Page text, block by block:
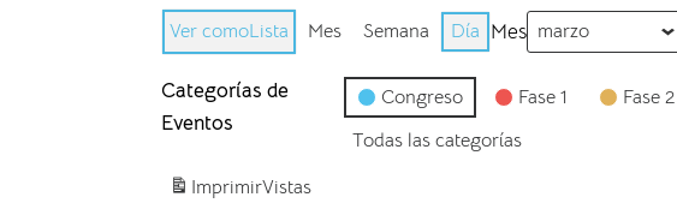
Ver comoLista Mes Semana Día Mes
Categorías de
Eventos
Congreso Fase 1 Fase 2
Todas las categorías
ImprimirVistas